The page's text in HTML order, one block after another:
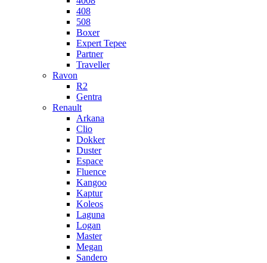
408
508
Boxer
Expert Tepee
Partner
Traveller
Ravon
R2
Gentra
Renault
Arkana
Clio
Dokker
Duster
Espace
Fluence
Kangoo
Kaptur
Koleos
Laguna
Logan
Master
Megan
Sandero